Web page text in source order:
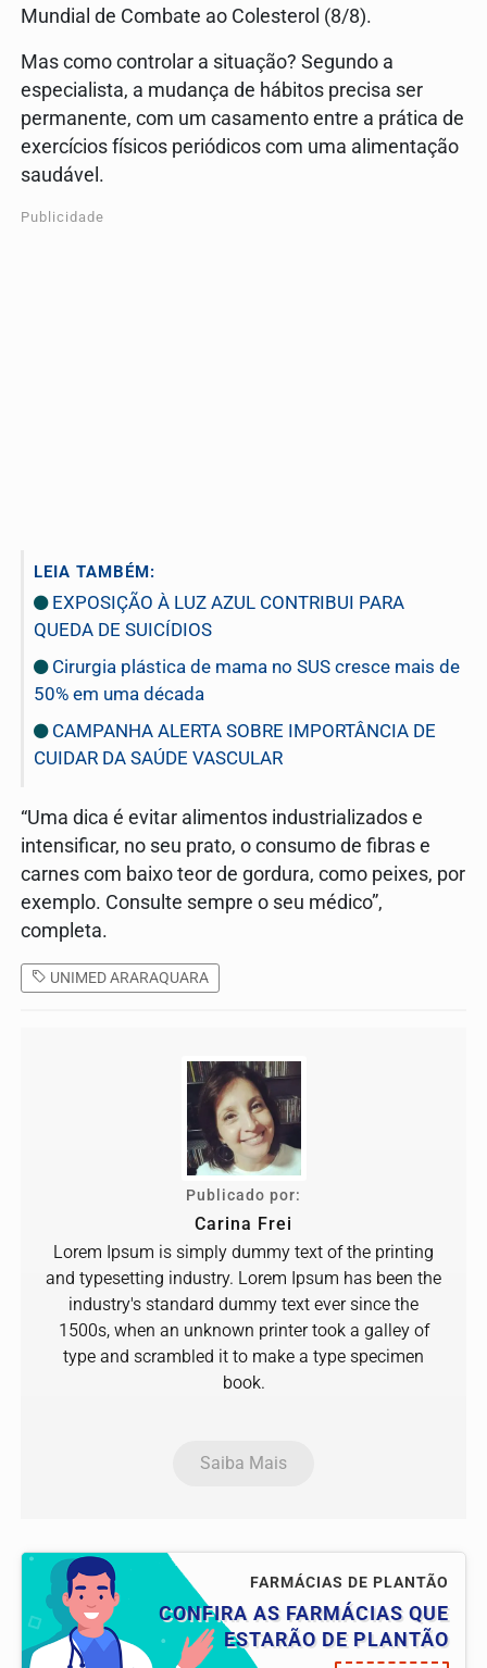
Mundial de Combate ao Colesterol (8/8).
Mas como controlar a situação? Segundo a
especialista, a mudança de hábitos precisa ser
permanente, com um casamento entre a prática de
exercícios físicos periódicos com uma alimentação
saudável.
Publicidade
LEIA TAMBÉM:
EXPOSIÇÃO À LUZ AZUL CONTRIBUI PARA
QUEDA DE SUICÍDIOS
Cirurgia plástica de mama no SUS cresce mais de
50% em uma década
CAMPANHA ALERTA SOBRE IMPORTÂNCIA DE
CUIDAR DA SAÚDE VASCULAR
“Uma dica é evitar alimentos industrializados e
intensificar, no seu prato, o consumo de fibras e
carnes com baixo teor de gordura, como peixes, por
exemplo. Consulte sempre o seu médico”,
completa.
UNIMED ARARAQUARA
Publicado por:
Carina Frei
Lorem Ipsum is simply dummy text of the printing
and typesetting industry. Lorem Ipsum has been the
industry's standard dummy text ever since the
1500s, when an unknown printer took a galley of
type and scrambled it to make a type specimen
book.
Saiba Mais
FARMÁCIAS DE PLANTÃO
CONFIRA AS FARMÁCIAS QUE
ESTARÃO DE PLANTÃO